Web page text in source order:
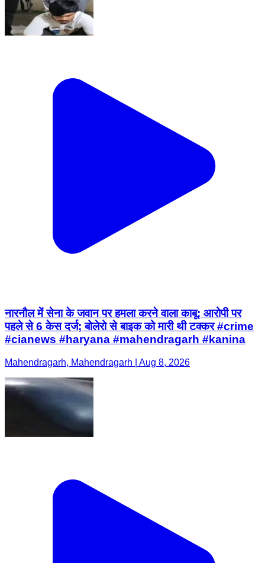
नारनौल में सेना के जवान पर हमला करने वाला काबू: आरोपी पर
पहले से 6 केस दर्ज; बोलेरो से बाइक को मारी थी टक्कर #crime
#cianews #haryana #mahendragarh #kanina
Mahendragarh, Mahendragarh | Aug 8, 2026